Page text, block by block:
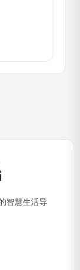
智慧生活导